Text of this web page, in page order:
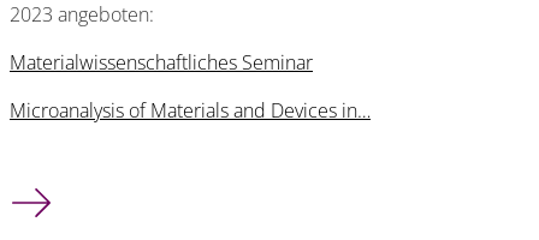
2023 angeboten:
Materialwissenschaftliches Seminar
Microanalysis of Materials and Devices in…
Vorlesungen im Sommerssemester 2023